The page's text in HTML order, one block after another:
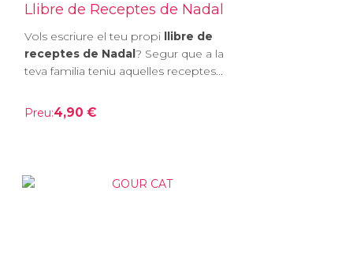
Llibre de Receptes de Nadal
Vols escriure el teu propi llibre de
receptes de Nadal? Segur que a la
teva familia teniu aquelles receptes...
Preu:4,90 €